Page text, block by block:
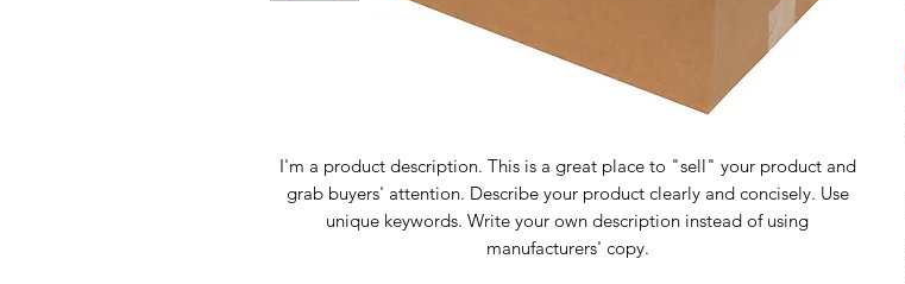
I'm a product description. This is a great place to "sell" your product and
grab buyers' attention. Describe your product clearly and concisely. Use
unique keywords. Write your own description instead of using
manufacturers' copy.